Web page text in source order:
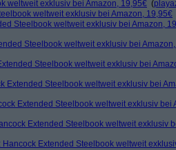
weltweit exklusiv bei Amazon, 19,95€ (
weltweit exklusiv bei Amazon, 19,95€
Steelbook weltweit exklusiv bei Amazon,
Steelbook weltweit exklusiv bei
Steelbook weltweit exklusiv bei
Extended Steelbook weltweit exklusiv bei
Extended Steelbook weltweit exklusiv bei
Extended Steelbook weltweit exklusiv
Hancock Extended Steelbook weltweit